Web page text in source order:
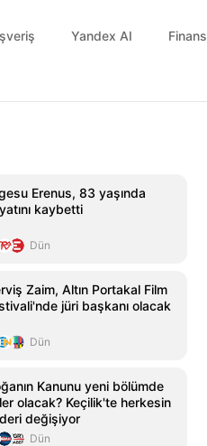
Yandex AI Finans
Erenus, 83 yaşında
kaybetti
Dün
Zaim, Altın Portakal Film
jüri başkanı olacak
Dün
Kanunu yeni bölümde
olacak? Keçilik'te herkesin
değişiyor
Dün